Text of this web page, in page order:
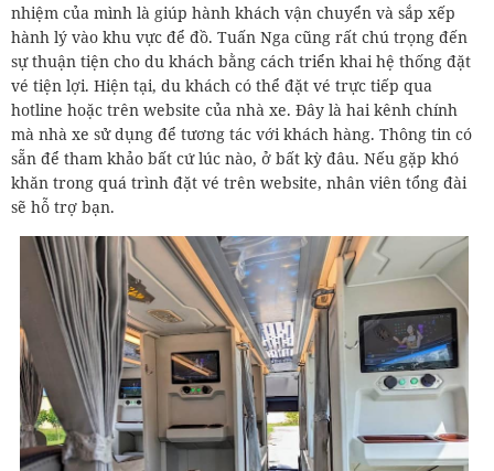
nhiệm của mình là giúp hành khách vận chuyển và sắp xếp
hành lý vào khu vực để đồ. Tuấn Nga cũng rất chú trọng đến
sự thuận tiện cho du khách bằng cách triển khai hệ thống đặt
vé tiện lợi. Hiện tại, du khách có thể đặt vé trực tiếp qua
hotline hoặc trên website của nhà xe. Đây là hai kênh chính
mà nhà xe sử dụng để tương tác với khách hàng. Thông tin có
sẵn để tham khảo bất cứ lúc nào, ở bất kỳ đâu. Nếu gặp khó
khăn trong quá trình đặt vé trên website, nhân viên tổng đài
sẽ hỗ trợ bạn.